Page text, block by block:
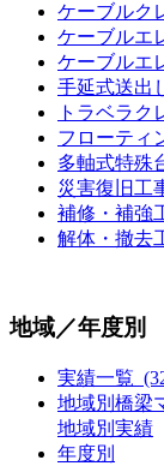
ケーブルク
ケーブルエ
ケーブルエ
手延式送出
トラベラ
フローティ
多軸式特殊
災害復旧工
補修・補強
解体・撤去
地域／年度別
実績一覧
地域別橋梁
地域別実績
年度別